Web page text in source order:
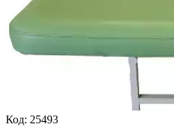
Код: 25493